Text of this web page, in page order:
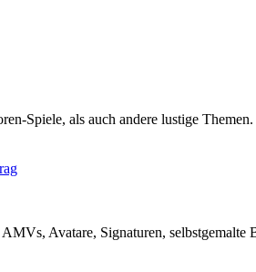
Spiele, als auch andere lustige Themen.
Avatare, Signaturen, selbstgemalte